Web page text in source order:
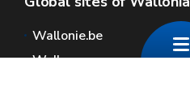
Wallonie.be
Walloon government